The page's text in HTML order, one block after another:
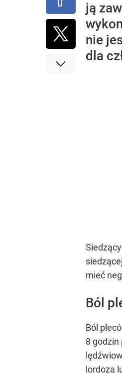
ją
nie
dla
mieć
Ból
Ból
8
lordoza